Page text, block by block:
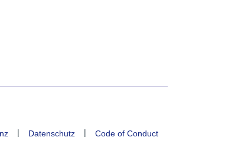
| Datenschutz |
Code of Conduct